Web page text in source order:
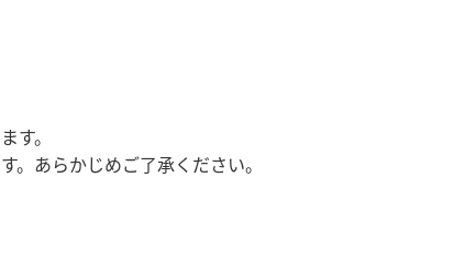
す。
あらかじめご了承ください。